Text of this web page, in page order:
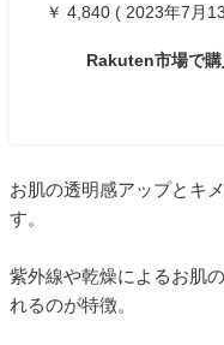
￥ 4,840 ( 2023年7月
Rakuten市場で購
お肌の透明感アップとキ
す。
紫外線や乾燥によるお肌
れるのが特徴。